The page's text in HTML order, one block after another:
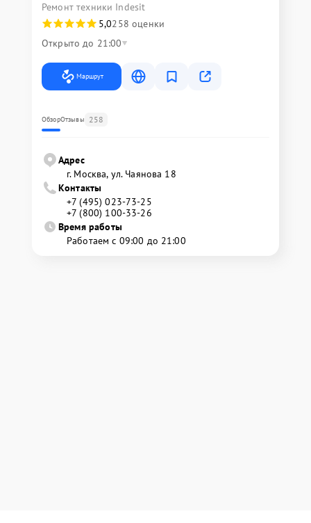
Ремонт техники Indesit
5,0258 оценки
Открыто до 21:00
Маршрут
ОбзорОтзывы 258
Адрес
г. Москва, ул. Чаянова 18
Контакты
+7 (495) 023-73-25
+7 (800) 100-33-26
Время работы
Работаем с 09:00 до 21:00